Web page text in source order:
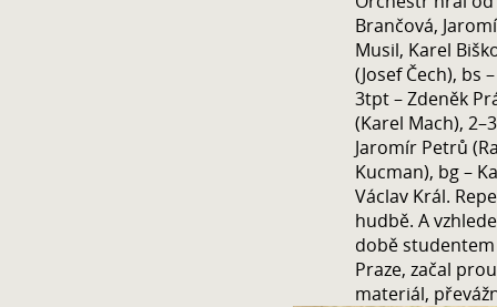
Brančová,
Musil, Karel
(Josef Čech), bs
3tpt – Zdeněk
(Karel Mach),
Jaromír Petrů
Kucman), bg –
Václav Král.
hudbě. A
době studentem
Praze, začal
materiál,